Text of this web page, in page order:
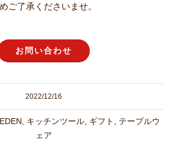
ご了承くださいませ。
お問い合わせ
2022/12/16
キッチンツール, ギフト
テーブルウ
ェア